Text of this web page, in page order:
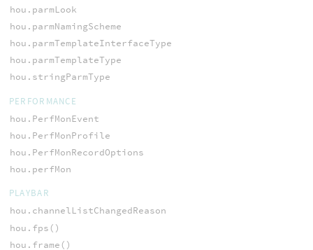
hou.parmLook
hou.parmNamingScheme
hou.parmTemplateInterfaceType
hou.parmTemplateType
hou.stringParmType
PERFORMANCE
hou.PerfMonEvent
hou.PerfMonProfile
hou.PerfMonRecordOptions
hou.perfMon
PLAYBAR
hou.channelListChangedReason
hou.fps()
hou.frame()